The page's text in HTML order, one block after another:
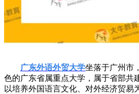
广东外语外贸大学坐落于广州市
色的广东省属重点大学，属于省部共
以培养外国语言文化、对外经济贸易